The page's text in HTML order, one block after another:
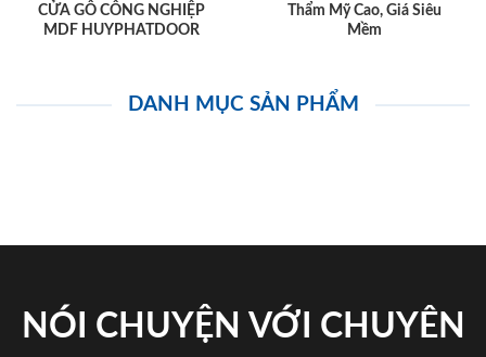
CỬA GỖ CÔNG NGHIỆP
MDF HUYPHATDOOR
Thẩm Mỹ Cao, Giá Siêu
Mềm
DANH MỤC SẢN PHẨM
NÓI CHUYỆN VỚI CHUYÊN